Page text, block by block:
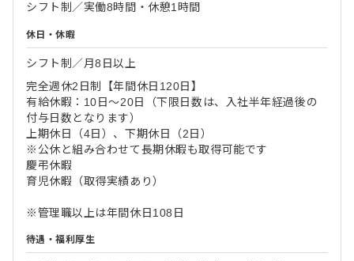
シフト制／実働8時間・休憩1時間
休日・休暇
シフト制／月8日以上
完全週休2日制【年間休日120日】
有給休暇：10日～20日（下限日数は、入社半年経過後の
付与日数となります）
上期休日（4日）、下期休日（2日）
※公休と組み合わせて長期休暇も取得可能です
慶弔休暇
育児休暇（取得実績あり）
※管理職以上は年間休日108日
待遇・福利厚生